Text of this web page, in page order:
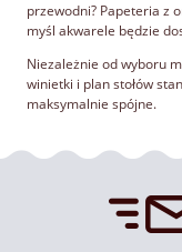
przewodni? Papeteria z
myśl akwarele będzie
Niezależnie od wyboru
winietki i plan stołów
maksymalnie spójne.